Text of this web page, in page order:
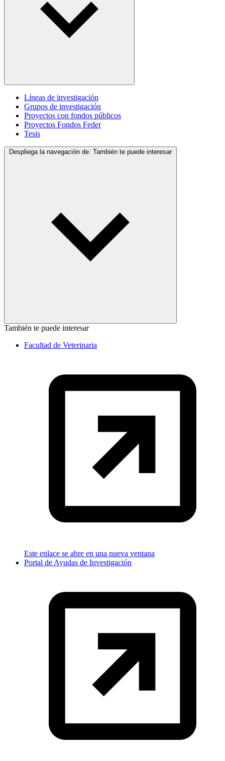
Líneas de investigación
Grupos de investigación
Proyectos con fondos públicos
Proyectos Fondos Feder
Tesis
Despliega la navegación de: También te puede interesar
También te puede interesar
Facultad de Veterinaria
Este enlace se abre en una nueva ventana
Portal de Ayudas de Investigación